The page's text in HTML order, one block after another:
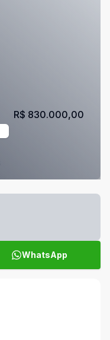
R$ 830.000,00
WhatsApp